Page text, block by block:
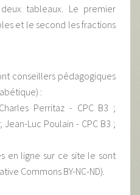
tableaux. Le premier
et le second les fractions
conseillers pédagogiques
:
Perritaz - CPC B3 ;
Luc Poulain - CPC B3 ;
en ligne sur ce site le sont
Commons BY-NC-ND).